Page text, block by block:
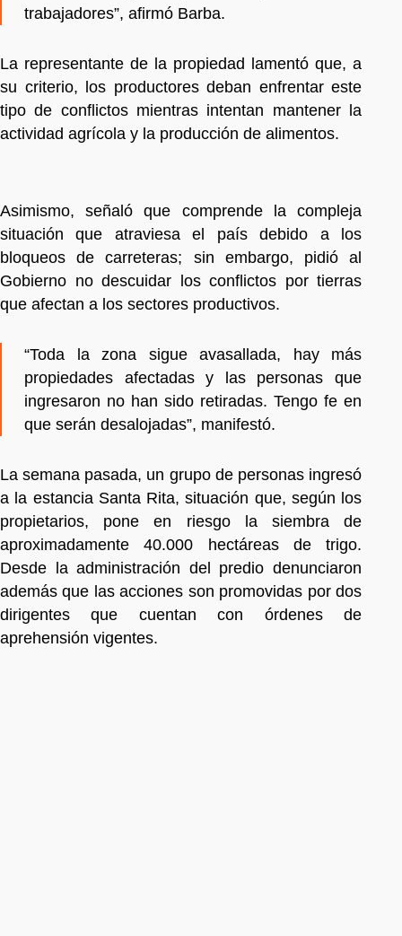
trabajadores”, afirmó Barba.
La representante de la propiedad lamentó que, a
su criterio, los productores deban enfrentar este
tipo de conflictos mientras intentan mantener la
actividad agrícola y la producción de alimentos.
Asimismo, señaló que comprende la compleja
situación que atraviesa el país debido a los
bloqueos de carreteras; sin embargo, pidió al
Gobierno no descuidar los conflictos por tierras
que afectan a los sectores productivos.
“Toda la zona sigue avasallada, hay más
propiedades afectadas y las personas que
ingresaron no han sido retiradas. Tengo fe en
que serán desalojadas”, manifestó.
La semana pasada, un grupo de personas ingresó
a la estancia Santa Rita, situación que, según los
propietarios, pone en riesgo la siembra de
aproximadamente 40.000 hectáreas de trigo.
Desde la administración del predio denunciaron
además que las acciones son promovidas por dos
dirigentes que cuentan con órdenes de
aprehensión vigentes.